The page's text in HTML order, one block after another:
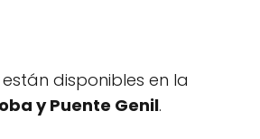
están disponibles en la
y Puente Genil.